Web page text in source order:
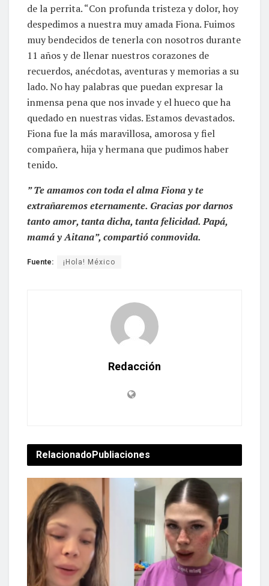
de la perrita. “Con profunda tristeza y dolor, hoy
despedimos a nuestra muy amada Fiona. Fuimos
muy bendecidos de tenerla con nosotros durante
11 años y de llenar nuestros corazones de
recuerdos, anécdotas, aventuras y memorias a su
lado. No hay palabras que puedan expresar la
inmensa pena que nos invade y el hueco que ha
quedado en nuestras vidas. Estamos devastados.
Fiona fue la más maravillosa, amorosa y fiel
compañera, hija y hermana que pudimos haber
tenido.
” Te amamos con toda el alma Fiona y te
extrañaremos eternamente. Gracias por darnos
tanto amor, tanta dicha, tanta felicidad. Papá,
mamá y Aitana”, compartió conmovida.
Fuente: ¡Hola! México
Redacción
RelacionadoPubliaciones